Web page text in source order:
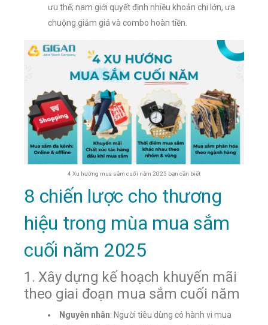
ưu thế; nam giới quyết định nhiều khoản chi lớn, ưa
chuộng giảm giá và combo hoàn tiền.
4 Xu hướng mua sắm cuối năm 2025 bạn cần biết
8 chiến lược cho thương
hiệu trong mùa mua sắm
cuối năm 2025
1. Xây dựng kế hoạch khuyến mãi
theo giai đoạn mua sắm cuối năm
Nguyên nhân: Người tiêu dùng có hành vi mua